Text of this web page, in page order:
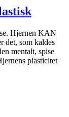
Hjernen KAN
det, som kaldes
mentalt, spise
plasticitet